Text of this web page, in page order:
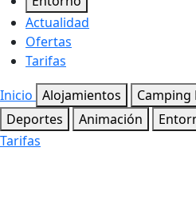
Actualidad
Ofertas
Tarifas
Inicio Alojamientos Camping
Deportes
Animación
Tarifas